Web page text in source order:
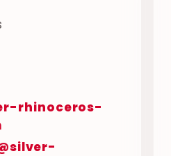
rhinoceros-